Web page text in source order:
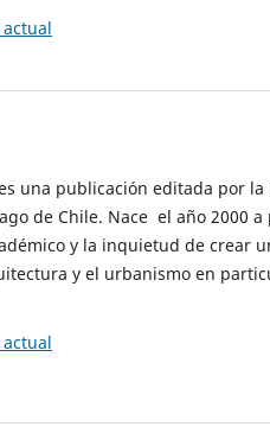
una publicación editada por
de Chile. Nace el año 2000
y la inquietud de crear
y el urbanismo en